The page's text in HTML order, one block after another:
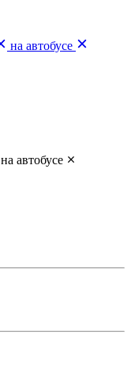
на автобусе
на автобусе